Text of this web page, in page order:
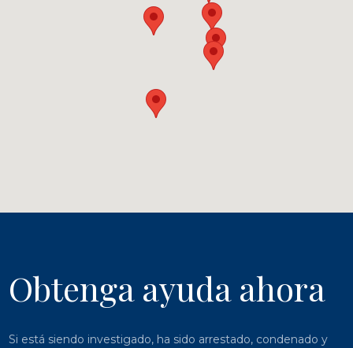
Obtenga ayuda ahora
Si está siendo investigado, ha sido arrestado, condenado y